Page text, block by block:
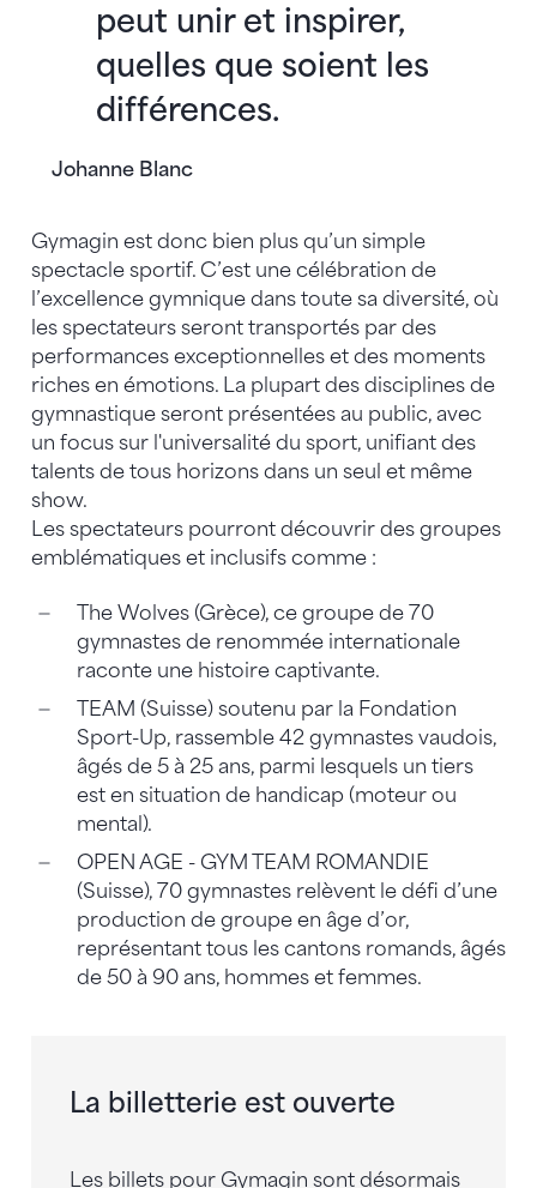
Johanne Blanc
peut unir et inspirer,
quelles que soient les
différences.
Gymagin est donc bien plus qu’un simple
spectacle sportif. C’est une célébration de
l’excellence gymnique dans toute sa diversité, où
les spectateurs seront transportés par des
performances exceptionnelles et des moments
riches en émotions. La plupart des disciplines de
gymnastique seront présentées au public, avec
un focus sur l'universalité du sport, unifiant des
talents de tous horizons dans un seul et même
show.
Les spectateurs pourront découvrir des groupes
emblématiques et inclusifs comme :
The Wolves (Grèce), ce groupe de 70
gymnastes de renommée internationale
raconte une histoire captivante.
TEAM (Suisse) soutenu par la Fondation
Sport-Up, rassemble 42 gymnastes vaudois,
âgés de 5 à 25 ans, parmi lesquels un tiers
est en situation de handicap (moteur ou
mental).
OPEN AGE - GYM TEAM ROMANDIE
(Suisse), 70 gymnastes relèvent le défi d’une
production de groupe en âge d’or,
représentant tous les cantons romands, âgés
de 50 à 90 ans, hommes et femmes.
La billetterie est ouverte
Les billets pour Gymagin sont désormais